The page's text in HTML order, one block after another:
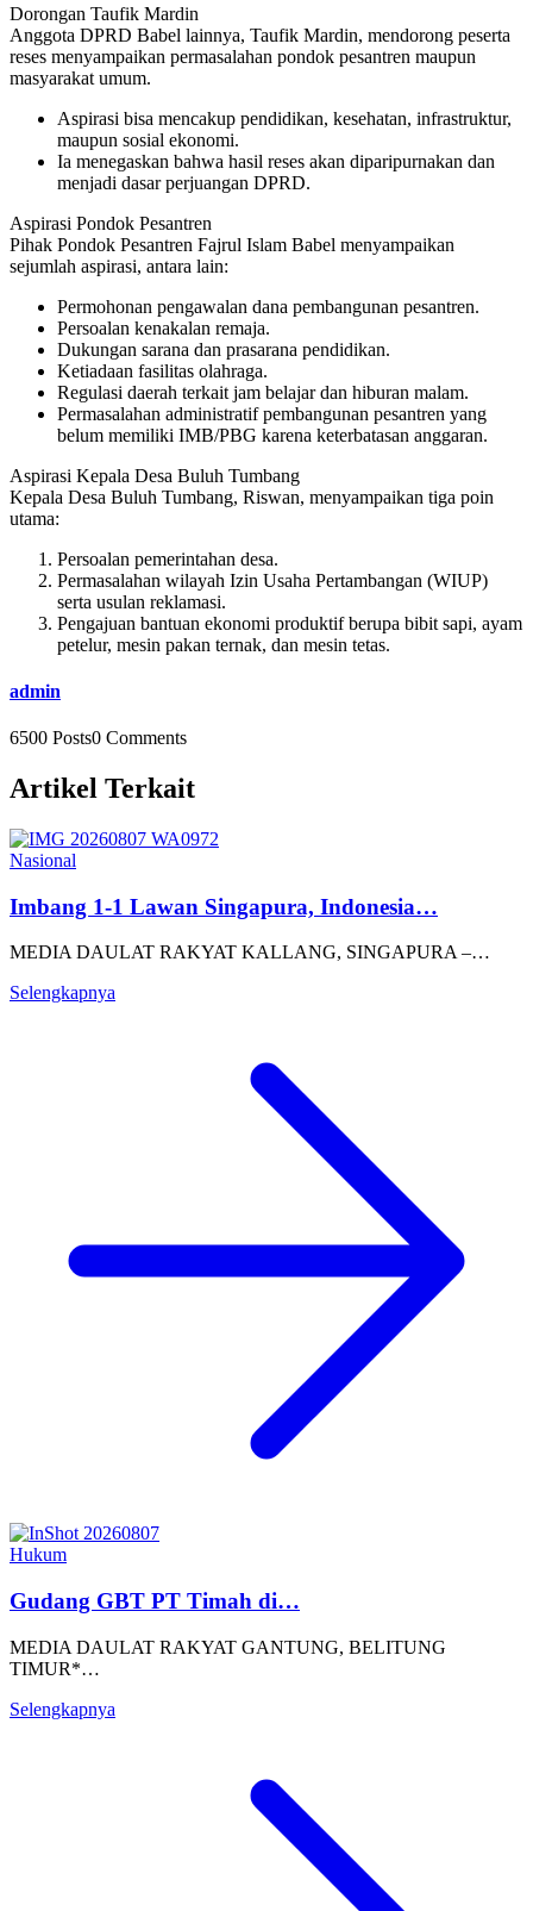
Dorongan Taufik Mardin
Anggota DPRD Babel lainnya, Taufik Mardin, mendorong peserta
reses menyampaikan permasalahan pondok pesantren maupun
masyarakat umum.
Aspirasi bisa mencakup pendidikan, kesehatan, infrastruktur,
maupun sosial ekonomi.
Ia menegaskan bahwa hasil reses akan diparipurnakan dan
menjadi dasar perjuangan DPRD.
Aspirasi Pondok Pesantren
Pihak Pondok Pesantren Fajrul Islam Babel menyampaikan
sejumlah aspirasi, antara lain:
Permohonan pengawalan dana pembangunan pesantren.
Persoalan kenakalan remaja.
Dukungan sarana dan prasarana pendidikan.
Ketiadaan fasilitas olahraga.
Regulasi daerah terkait jam belajar dan hiburan malam.
Permasalahan administratif pembangunan pesantren yang
belum memiliki IMB/PBG karena keterbatasan anggaran.
Aspirasi Kepala Desa Buluh Tumbang
Kepala Desa Buluh Tumbang, Riswan, menyampaikan tiga poin
utama:
Persoalan pemerintahan desa.
Permasalahan wilayah Izin Usaha Pertambangan (WIUP)
serta usulan reklamasi.
Pengajuan bantuan ekonomi produktif berupa bibit sapi, ayam
petelur, mesin pakan ternak, dan mesin tetas.
admin
6500 Posts0 Comments
Artikel Terkait
Nasional
Imbang 1-1 Lawan Singapura, Indonesia…
MEDIA DAULAT RAKYAT KALLANG, SINGAPURA –…
Selengkapnya
Hukum
Gudang GBT PT Timah di…
MEDIA DAULAT RAKYAT GANTUNG, BELITUNG
TIMUR*…
Selengkapnya